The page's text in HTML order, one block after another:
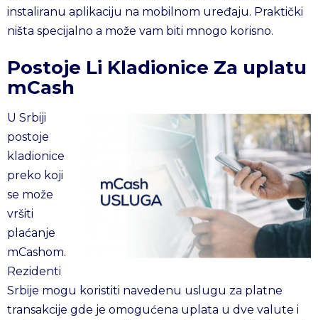
instaliranu aplikaciju na mobilnom uređaju. Praktički
ništa specijalno a može vam biti mnogo korisno.
Postoje Li Kladionice Za uplatu
mCash
U Srbiji
postoje
kladionice
preko koji
se može
vršiti
plaćanje
mCashom.
Rezidenti
Srbije mogu koristiti navedenu uslugu za platne
transakcije gde je omogućena uplata u dve valute i